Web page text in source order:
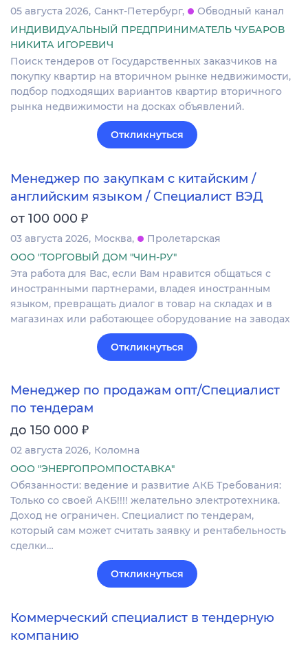
05 августа 2026 Санкт-Петербург
Обводный канал
ИНДИВИДУАЛЬНЫЙ ПРЕДПРИНИМАТЕЛЬ ЧУБАРОВ
НИКИТА ИГОРЕВИЧ
Поиск тендеров от Государственных заказчиков на
покупку квартир на вторичном рынке недвижимости,
подбор подходящих вариантов квартир вторичного
рынка недвижимости на досках объявлений.
Откликнуться
Менеджер по закупкам с китайским /
английским языком / Специалист ВЭД
от 100 000 ₽
03 августа 2026 Москва
Пролетарская
ООО "ТОРГОВЫЙ ДОМ "ЧИН-РУ"
Эта работа для Вас, если Вам нравится общаться с
иностранными партнерами, владея иностранным
языком, превращать диалог в товар на складах и в
магазинах или работающее оборудование на заводах
Откликнуться
Менеджер по продажам опт/Специалист
по тендерам
до 150 000 ₽
02 августа 2026 Коломна
ООО "ЭНЕРГОПРОМПОСТАВКА"
Обязанности: ведение и развитие АКБ Требования:
Только со своей АКБ!!!! желательно электротехника.
Доход не ограничен. Специалист по тендерам,
который сам может считать заявку и рентабельность
сделки…
Откликнуться
Коммерческий специалист в тендерную
компанию